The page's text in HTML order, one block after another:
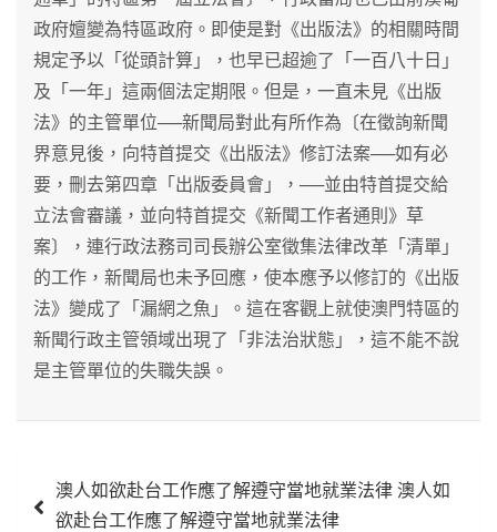
政府嬗變為特區政府。即使是對《出版法》的相關時間
規定予以「從頭計算」，也早已超逾了「一百八十日」
及「一年」這兩個法定期限。但是，一直未見《出版
法》的主管單位──新聞局對此有所作為〔在徵詢新聞
界意見後，向特首提交《出版法》修訂法案──如有必
要，刪去第四章「出版委員會」，──並由特首提交給
立法會審議，並向特首提交《新聞工作者通則》草
案〕，連行政法務司司長辦公室徵集法律改革「清單」
的工作，新聞局也未予回應，使本應予以修訂的《出版
法》變成了「漏網之魚」。這在客觀上就使澳門特區的
新聞行政主管領域出現了「非法治狀態」，這不能不說
是主管單位的失職失誤。
章
澳人如欲赴台工作應了解遵守當地就業法律 澳人如
欲赴台工作應了解遵守當地就業法律